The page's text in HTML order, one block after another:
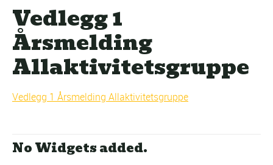
Vedlegg 1
Årsmelding
Allaktivitetsgruppe
Vedlegg 1 Årsmelding Allaktivitetsgruppe
No Widgets added.